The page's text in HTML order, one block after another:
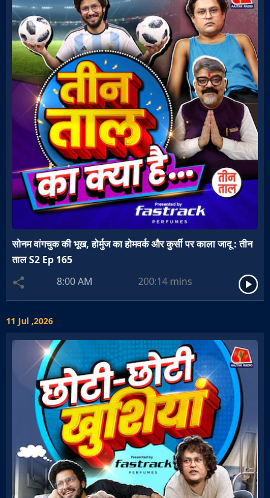
सोनम वांगचुक की भूख, होर्मुज का होमवर्क और कुर्सी पर काला जादू : तीन
ताल S2 Ep 165
8:00 AM
200:14mins
11 Jul ,2026